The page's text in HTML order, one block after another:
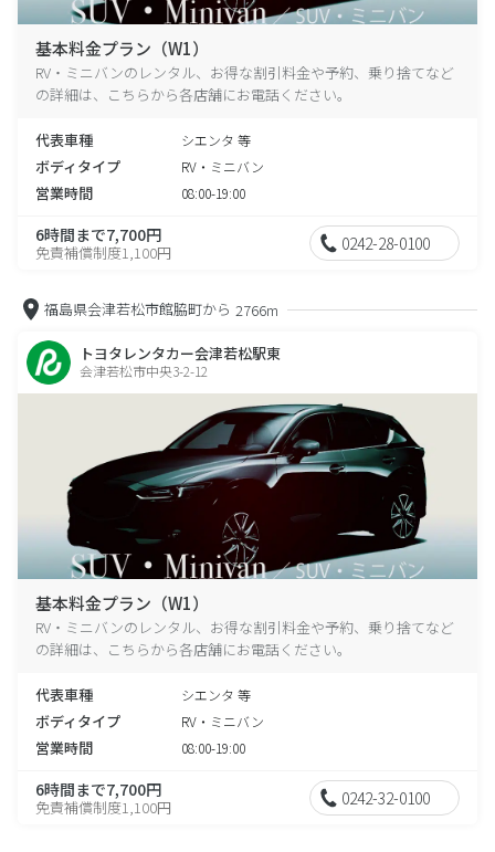
基本料金プラン（W1）
RV・ミニバンのレンタル、お得な割引料金や予約、乗り捨てなど
の詳細は、こちらから各店舗にお電話ください。
代表車種 シエンタ 等
ボディタイプ RV・ミニバン
営業時間 08:00-19:00
6時間まで7,700円
免責補償制度1,100円 0242-28-0100
福島県会津若松市館脇町から 2766m
トヨタレンタカー会津若松駅東
会津若松市中央3-2-12
基本料金プラン（W1）
RV・ミニバンのレンタル、お得な割引料金や予約、乗り捨てなど
の詳細は、こちらから各店舗にお電話ください。
代表車種 シエンタ 等
ボディタイプ RV・ミニバン
営業時間 08:00-19:00
6時間まで7,700円
免責補償制度1,100円 0242-32-0100